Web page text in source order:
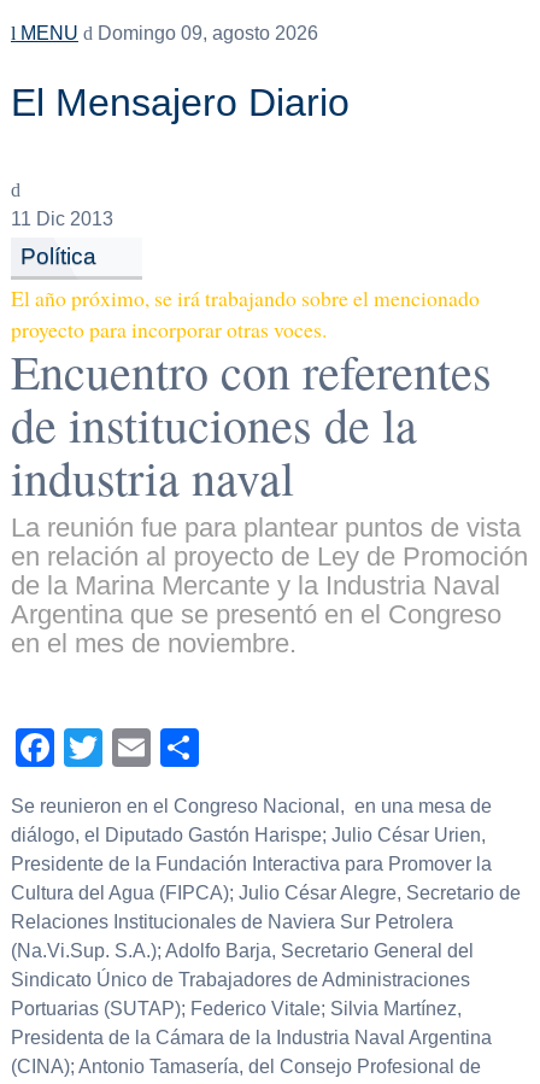
MENU Domingo 09, agosto 2026
El Mensajero Diario
11 Dic 2013
Política
El año próximo, se irá trabajando sobre el mencionado
proyecto para incorporar otras voces.
Encuentro con referentes
de instituciones de la
industria naval
La reunión fue para plantear puntos de vista
en relación al proyecto de Ley de Promoción
de la Marina Mercante y la Industria Naval
Argentina que se presentó en el Congreso
en el mes de noviembre.
Facebook
TwitterEmail
Se reunieron en el Congreso Nacional, en una mesa de
diálogo, el Diputado Gastón Harispe; Julio César Urien,
Presidente de la Fundación Interactiva para Promover la
Cultura del Agua (FIPCA); Julio César Alegre, Secretario de
Relaciones Institucionales de Naviera Sur Petrolera
(Na.Vi.Sup. S.A.); Adolfo Barja, Secretario General del
Sindicato Único de Trabajadores de Administraciones
Portuarias (SUTAP); Federico Vitale; Silvia Martínez,
Presidenta de la Cámara de la Industria Naval Argentina
(CINA); Antonio Tamasería, del Consejo Profesional de